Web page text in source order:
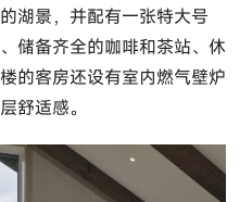
湖景，并配有一张特大号
储备齐全的咖啡和茶站、休
的客房还设有室内燃气壁炉
舒适感。